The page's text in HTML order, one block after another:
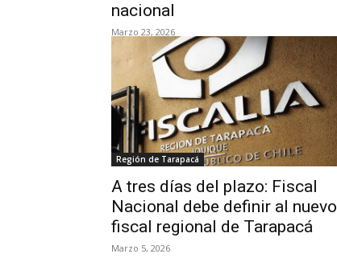
nacional
Marzo 23, 2026
Región de Tarapacá
A tres días del plazo: Fiscal
Nacional debe definir al nuevo
fiscal regional de Tarapacá
Marzo 5, 2026